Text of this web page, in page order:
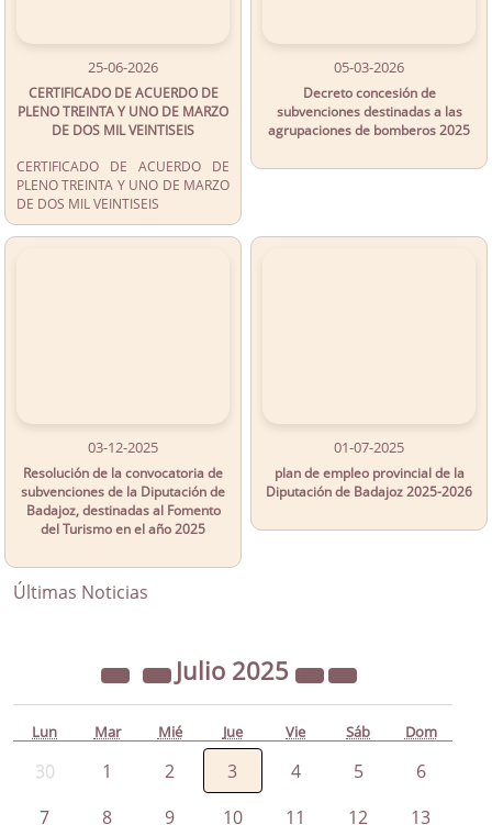
25-06-2026
CERTIFICADO DE ACUERDO DE
PLENO TREINTA Y UNO DE MARZO
DE DOS MIL VEINTISEIS
CERTIFICADO DE ACUERDO DE
PLENO TREINTA Y UNO DE MARZO
DE DOS MIL VEINTISEIS
05-03-2026
Decreto concesión de
subvenciones destinadas a las
agrupaciones de bomberos 2025
03-12-2025
Resolución de la convocatoria de
subvenciones de la Diputación de
Badajoz, destinadas al Fomento
del Turismo en el año 2025
01-07-2025
plan de empleo provincial de la
Diputación de Badajoz 2025-2026
Últimas Noticias
Julio 2025
Lun Mar Mié Jue Vie Sáb Dom
30 1 2 3 4 5
6
7
8 9 10 11 12 13